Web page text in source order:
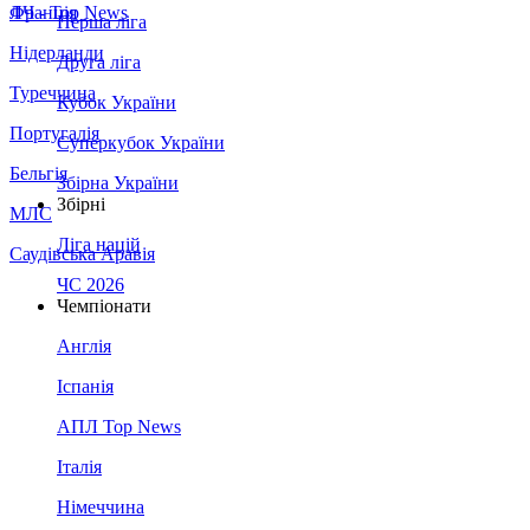
Франція
Нідерланди
Туреччина
Португалія
Бельгія
МЛС
Саудівська Аравія
ЛЧ - Top News
Перша ліга
Друга ліга
Кубок України
Суперкубок України
Збірна України
Збірні
Ліга націй
ЧС 2026
Чемпіонати
Англія
Іспанія
АПЛ Top News
Італія
Німеччина